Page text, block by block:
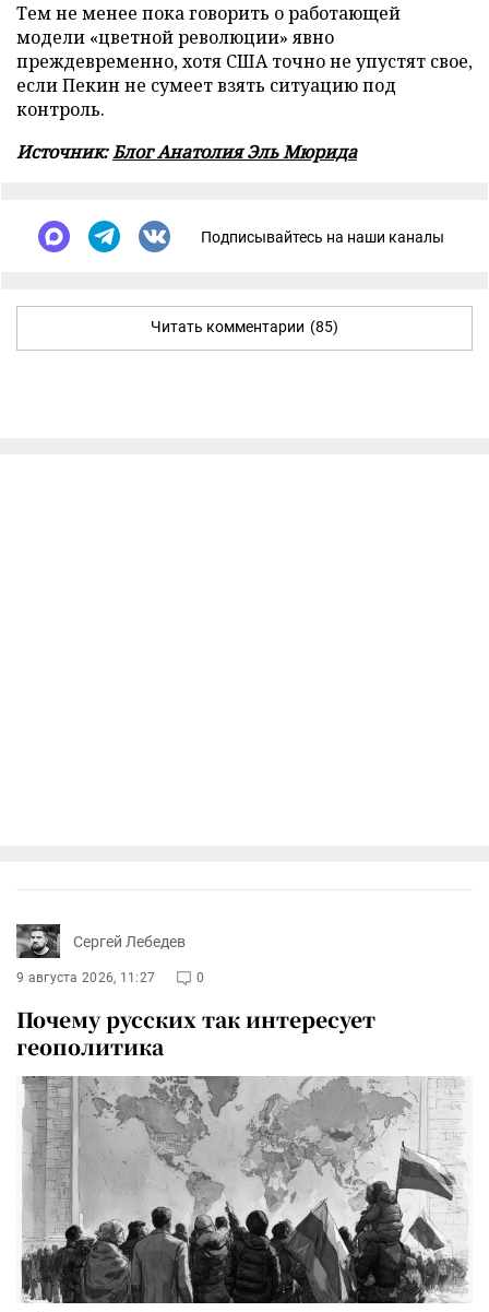
Тем не менее пока говорить о работающей
модели «цветной революции» явно
преждевременно, хотя США точно не упустят свое,
если Пекин не сумеет взять ситуацию под
контроль.
Источник:Блог Анатолия Эль Мюрида
Подписывайтесь на наши каналы
Читать комментарии (85)
Сергей Лебедев
9 августа 2026, 11:27 0
Почему русских так интересует
геополитика